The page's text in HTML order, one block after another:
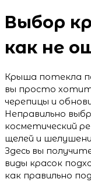
Выбор
как не
Крыша потекла
вы просто
черепицы и
Неправильно
косметический
щелей и
Здесь вы
виды красок
как правильно